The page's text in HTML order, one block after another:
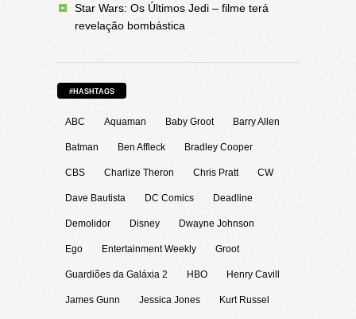
Star Wars: Os Últimos Jedi – filme terá
revelação bombástica
#HASHTAGS
ABC Aquaman Baby Groot Barry Allen
Batman Ben Affleck Bradley Cooper
CBS Charlize Theron Chris Pratt CW
Dave Bautista DC Comics Deadline
Demolidor Disney Dwayne Johnson
Ego Entertainment Weekly Groot
Guardiões da Galáxia 2 HBO Henry Cavill
James Gunn Jessica Jones Kurt Russel